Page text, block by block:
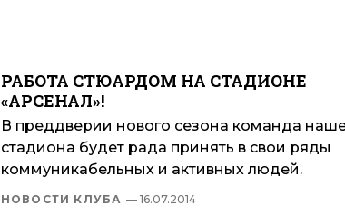
РАБОТА СТЮАРДОМ НА СТАДИОНЕ
«АРСЕНАЛ»!
В преддверии нового сезона команда
стадиона будет рада принять в свои ряды
коммуникабельных и активных людей.
НОВОСТИ КЛУБА — 16.07.2014